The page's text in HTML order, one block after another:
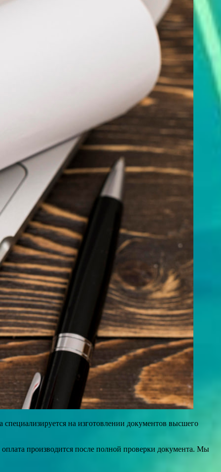
на изготовлении документов высшего
производится после полной проверки документа. Мы